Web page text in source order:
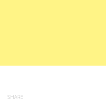
SHARE